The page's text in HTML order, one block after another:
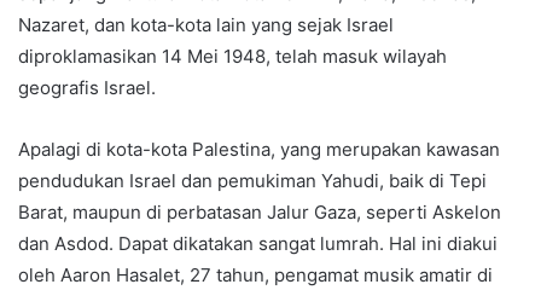
Nazaret, dan kota-kota lain yang sejak Israel
diproklamasikan 14 Mei 1948, telah masuk wilayah
geografis Israel.
Apalagi di kota-kota Palestina, yang merupakan kawasan
pendudukan Israel dan pemukiman Yahudi, baik di Tepi
Barat, maupun di perbatasan Jalur Gaza, seperti Askelon
dan Asdod. Dapat dikatakan sangat lumrah. Hal ini diakui
oleh Aaron Hasalet, 27 tahun, pengamat musik amatir di